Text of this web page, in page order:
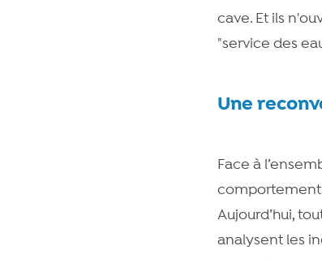
cave. Et ils
"service des
Une
Face à
Aujourd’hui,
analysent les